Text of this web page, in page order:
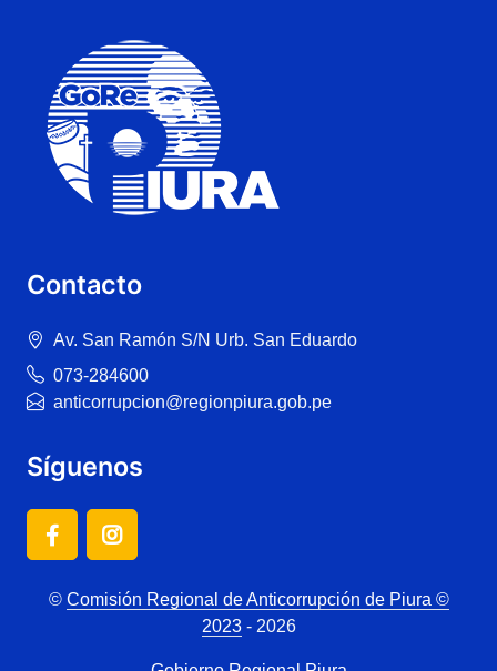
Contacto
Av. San Ramón S/N Urb. San Eduardo
073-284600
anticorrupcion@regionpiura.gob.pe
Síguenos
© Comisión Regional de Anticorrupción de Piura ©
2023- 2026